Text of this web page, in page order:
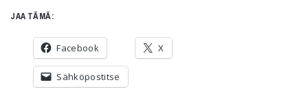
JAA TÄMÄ:
Facebook X
Sähköpostitse